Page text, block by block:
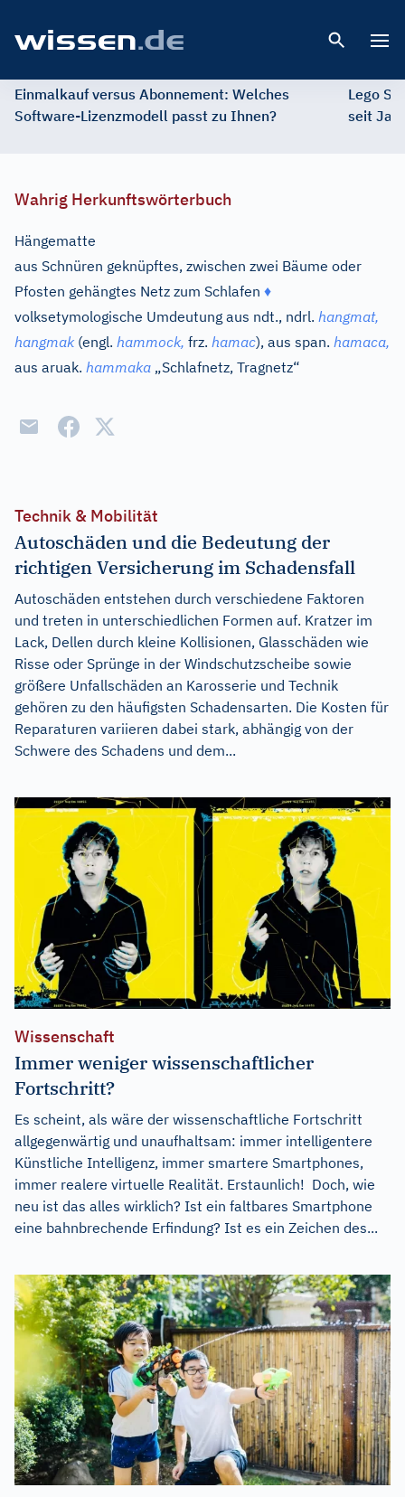
Einmalkauf versus Abonnement: Welches
Software-Lizenzmodell passt zu Ihnen?
Lego
seit
Wahrig Herkunftswörterbuch
Hängematte
aus Schnüren geknüpftes, zwischen zwei Bäume oder
Pfosten gehängtes Netz zum Schlafen ♦
volksetymologische Umdeutung aus ndt., ndrl. hangmat,
hangmak (engl. hammock, frz. hamac), aus span. hamaca,
aus aruak. hammaka „Schlafnetz, Tragnetz“
Technik & Mobilität
Autoschäden und die Bedeutung der
richtigen Versicherung im Schadensfall
Autoschäden entstehen durch verschiedene Faktoren
und treten in unterschiedlichen Formen auf. Kratzer im
Lack, Dellen durch kleine Kollisionen, Glasschäden wie
Risse oder Sprünge in der Windschutzscheibe sowie
größere Unfallschäden an Karosserie und Technik
gehören zu den häufigsten Schadensarten. Die Kosten für
Reparaturen variieren dabei stark, abhängig von der
Schwere des Schadens und dem...
Wissenschaft
Immer weniger wissenschaftlicher
Fortschritt?
Es scheint, als wäre der wissenschaftliche Fortschritt
allgegenwärtig und unaufhaltsam: immer intelligentere
Künstliche Intelligenz, immer smartere Smartphones,
immer realere virtuelle Realität. Erstaunlich! Doch, wie
neu ist das alles wirklich? Ist ein faltbares Smartphone
eine bahnbrechende Erfindung? Ist es ein Zeichen des...